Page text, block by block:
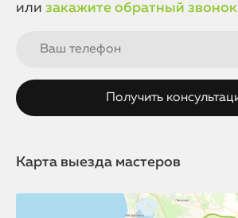
или закажите обратный звонок
Карта выезда мастеров